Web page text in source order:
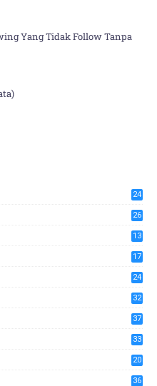
Yang Tidak Follow Tanpa
24
26
13
17
24
32
37
33
20
36